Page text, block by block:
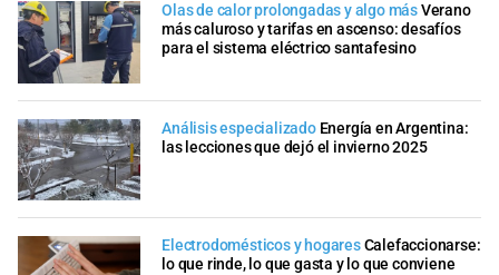
Olas de calor prolongadas y algo másVerano
más caluroso y tarifas en ascenso: desafíos
para el sistema eléctrico santafesino
Análisis especializado Energía en Argentina:
las lecciones que dejó el invierno 2025
Electrodomésticos y hogaresCalefaccionarse:
lo que rinde, lo que gasta y lo que conviene